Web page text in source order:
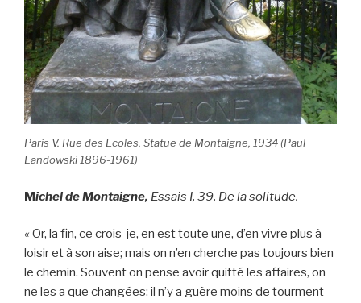
Paris V. Rue des Ecoles. Statue de Montaigne, 1934 (Paul
Landowski 1896-1961)
Michel de Montaigne, Essais I, 39. De la solitude.
« Or, la fin, ce crois-je, en est toute une, d’en vivre plus à
loisir et à son aise; mais on n’en cherche pas toujours bien
le chemin. Souvent on pense avoir quitté les affaires, on
ne les a que changées: il n’y a guère moins de tourment